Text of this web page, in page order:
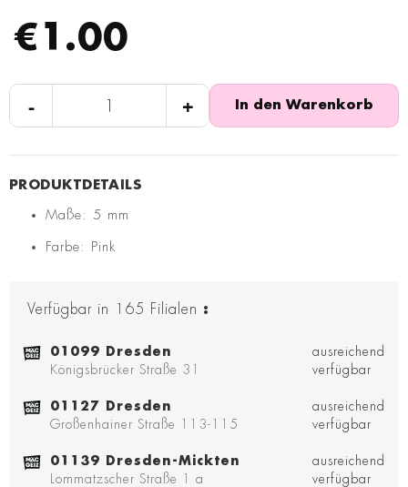
€1.00
- + In den Warenkorb
Maße: 5 mm
Farbe: Pink
Verfügbar in 165 Filialen :
01099 Dresden
Königsbrücker Straße 31
ausreichend
verfügbar
01127 Dresden
Großenhainer Straße 113-115
ausreichend
verfügbar
01139 Dresden-Mickten
Lommatzscher Straße 1 a
ausreichend
verfügbar